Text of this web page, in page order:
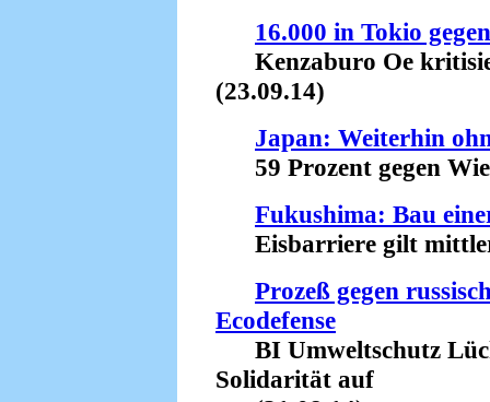
16.000 in Tokio
Kenzaburo Oe
(23.09.14)
Japan: Weiterhin
59 Prozent gegen
Fukushima: Bau
Eisbarriere gilt
Prozeß gegen
Ecodefense
BI Umweltschutz
Solidarität auf